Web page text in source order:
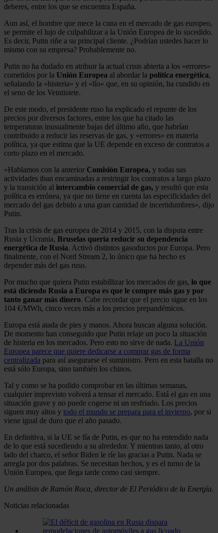
deberes, entre los que se encuentra España.
Aun así, el hombre que mece la cuna en el mercado de gas europeo,
se permite el lujo de culpabilizar a la Unión Europea de lo sucedido.
Es decir, Putin riñe a su principal cliente. ¿Podrían ustedes hacer lo
mismo con su empresa? Probablemente no.
Putin no ha dudado en atribuir la actual crisis abierta a los «errores»
cometidos por la Unión Europea al abordar la política energética,
señalando la «histeria» y el «lío» que, en su opinión, ha cundido en
el seno de los Veintisiete.
De este modo, el presidente ruso ha explicado el repunte de los
precios por diversos factores, entre los que ha citado las
temperaturas inusualmente bajas del último año, que habrían
contribuido a reducir las reservas de gas, y «errores» en materia
política, ya que estima que la UE depende en exceso de contratos a
corto plazo en el mercado.
«Hablamos con la anterior Comisión Europea, y todas sus
actividades iban encaminadas a restringir los contratos a largo plazo
y la transición al intercambio comercial de gas, y resultó que esta
política es errónea, ya que no tiene en cuenta las especificidades del
mercado del gas debido a una gran cantidad de incertidumbres», dijo
Putin.
Tras la crisis de gas europea de 2014 y 2015, con la disputa entre
Rusia y Ucrania, Bruselas quería reducir su dependencia
energética de Rusia. Activó distintos gasoductos por Europa. Pero
finalmente, con el Nord Stream 2, lo único que ha hecho es
depender más del gas ruso.
Por mucho que quiera Putin estabillizar los mercados de gas, lo que
está diciendo Rusia a Europa es que le compre más gas y por
tanto ganar más dinero. Cabe recordar que el precio sigue en los
104 €/MWh, cinco veces más a los precios prepandémicos.
Europa está atada de pies y manos. Ahora buscan alguna solución.
De momento han conseguido que Putin relaje un poco la situación
de histeria en los mercados. Pero esto no sirve de nada. La Unión
Europea parece que quiere dedicarse a comprar gas de forma
centralizada para así asegurarse el suministro. Pero en esta batalla no
está sólo Europa, sino también los chinos.
Tal y como se ha podido comprobar en las últimas semanas,
cualquier imprevisto volverá a tensar el mercado. Está el gas en una
situación grave y no puede cogerse ni un resfriado. Los precios
siguen muy altos y todo el mundo se prepara para el invierno, por si
viene igual de duro que el año pasado.
En definitiva, si la UE se fía de Putin, es que no ha entendido nada
de lo que está sucediendo a su alrededor. Y mientras tanto, al otro
lado del charco, el señor Biden le ríe las gracias a Putin. Nada se
arregla por dos palabras. Se necesitan hechos, y es el turno de la
Unión Europea, que llega tarde como casi siempre.
Un análisis de Ramón Roca, director de El Periódico de la Energía.
Noticias relacionadas